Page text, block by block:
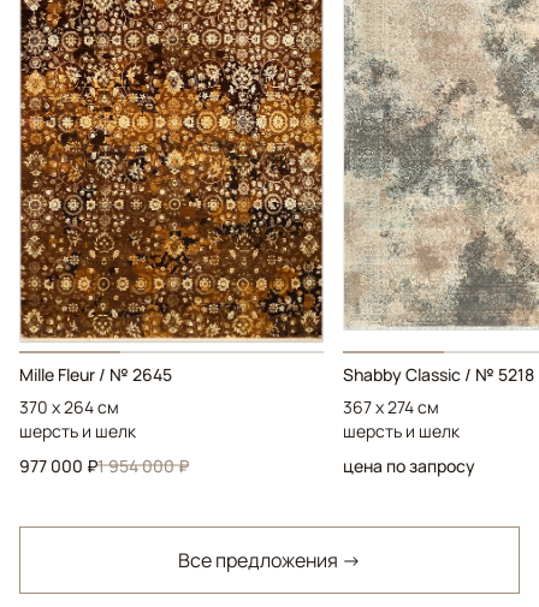
Mille Fleur / № 2645
370 x 264 см
шерсть и шелк
977 000 ₽1 954 000 ₽
Shabby Classic / № 5218
367 x 274 см
шерсть и шелк
цена по запросу
Все предложения →